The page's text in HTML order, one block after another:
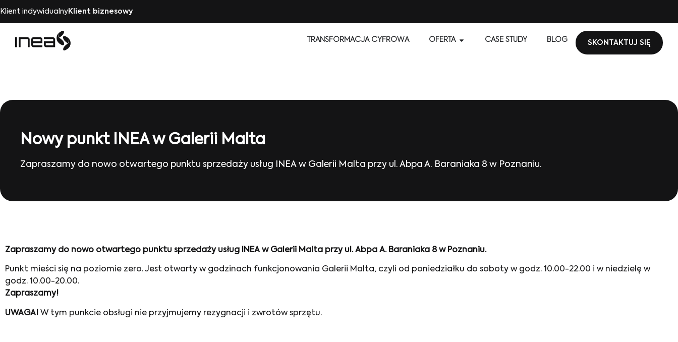
Klient indywidualnyKlient biznesowy
TRANSFORMACJA CYFROWA OFERTA CASE STUDY BLOG SKONTAKTUJ SIĘ
Nowy punkt INEA w Galerii Malta
Zapraszamy do nowo otwartego punktu sprzedaży usług INEA w Galerii Malta przy ul. Abpa A. Baraniaka 8 w Poznaniu.
Zapraszamy do nowo otwartego punktu sprzedaży usług INEA w Galerii Malta przy ul. Abpa A. Baraniaka 8 w Poznaniu.
Punkt mieści się na poziomie zero. Jest otwarty w godzinach funkcjonowania Galerii Malta, czyli od poniedziałku do soboty w godz. 10.00-22.00 i w niedzielę w
godz. 10.00-20.00.
Zapraszamy!
UWAGA! W tym punkcie obsługi nie przyjmujemy rezygnacji i zwrotów sprzętu.